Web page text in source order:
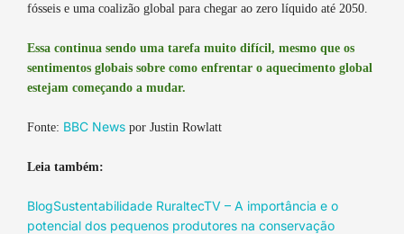
fósseis e uma coalizão global para chegar ao zero líquido até 2050.
Essa continua sendo uma tarefa muito difícil, mesmo que os
sentimentos globais sobre como enfrentar o aquecimento global
estejam começando a mudar.
Fonte: BBC News por Justin Rowlatt
Leia também:
BlogSustentabilidade RuraltecTV – A importância e o
potencial dos pequenos produtores na conservação